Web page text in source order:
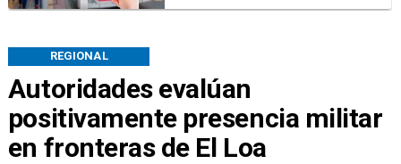
Autoridades evalúan
positivamente presencia militar
en fronteras de El Loa
REGIONAL